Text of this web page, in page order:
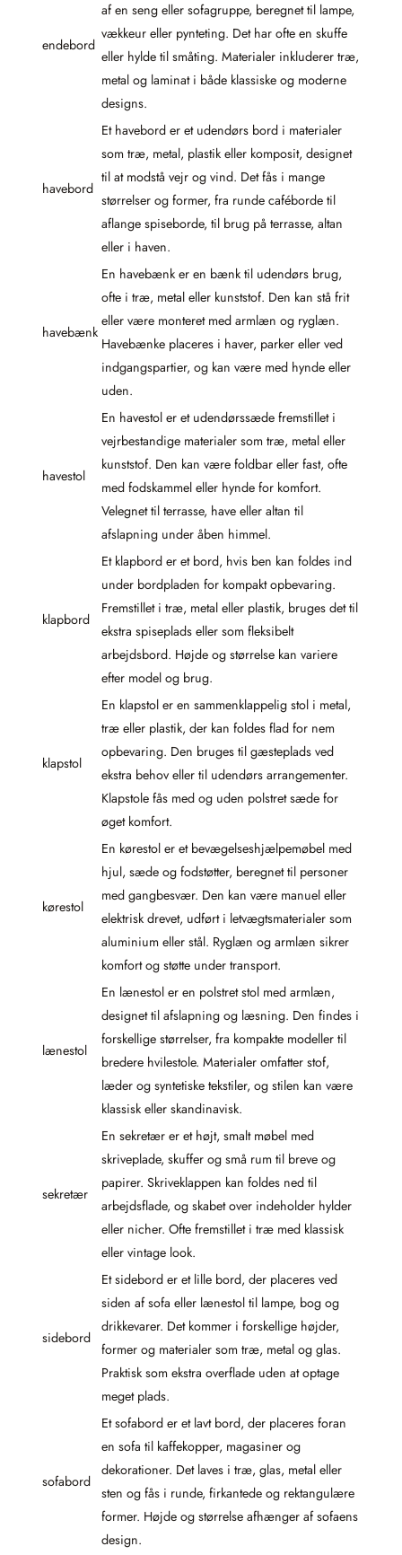
endebord
af en seng eller sofagruppe, beregnet til lampe,
vækkeur eller pynteting. Det har ofte en skuffe
eller hylde til småting. Materialer inkluderer træ,
metal og laminat i både klassiske og moderne
designs.
havebord
Et havebord er et udendørs bord i materialer
som træ, metal, plastik eller komposit, designet
til at modstå vejr og vind. Det fås i mange
størrelser og former, fra runde caféborde til
aflange spiseborde, til brug på terrasse, altan
eller i haven.
havebænk
En havebænk er en bænk til udendørs brug,
ofte i træ, metal eller kunststof. Den kan stå frit
eller være monteret med armlæn og ryglæn.
Havebænke placeres i haver, parker eller ved
indgangspartier, og kan være med hynde eller
uden.
havestol
En havestol er et udendørssæde fremstillet i
vejrbestandige materialer som træ, metal eller
kunststof. Den kan være foldbar eller fast, ofte
med fodskammel eller hynde for komfort.
Velegnet til terrasse, have eller altan til
afslapning under åben himmel.
klapbord
Et klapbord er et bord, hvis ben kan foldes ind
under bordpladen for kompakt opbevaring.
Fremstillet i træ, metal eller plastik, bruges det til
ekstra spiseplads eller som fleksibelt
arbejdsbord. Højde og størrelse kan variere
efter model og brug.
klapstol
En klapstol er en sammenklappelig stol i metal,
træ eller plastik, der kan foldes flad for nem
opbevaring. Den bruges til gæsteplads ved
ekstra behov eller til udendørs arrangementer.
Klapstole fås med og uden polstret sæde for
øget komfort.
kørestol
En kørestol er et bevægelseshjælpemøbel med
hjul, sæde og fodstøtter, beregnet til personer
med gangbesvær. Den kan være manuel eller
elektrisk drevet, udført i letvægtsmaterialer som
aluminium eller stål. Ryglæn og armlæn sikrer
komfort og støtte under transport.
lænestol
En lænestol er en polstret stol med armlæn,
designet til afslapning og læsning. Den findes i
forskellige størrelser, fra kompakte modeller til
bredere hvilestole. Materialer omfatter stof,
læder og syntetiske tekstiler, og stilen kan være
klassisk eller skandinavisk.
sekretær
En sekretær er et højt, smalt møbel med
skriveplade, skuffer og små rum til breve og
papirer. Skriveklappen kan foldes ned til
arbejdsflade, og skabet over indeholder hylder
eller nicher. Ofte fremstillet i træ med klassisk
eller vintage look.
sidebord
Et sidebord er et lille bord, der placeres ved
siden af sofa eller lænestol til lampe, bog og
drikkevarer. Det kommer i forskellige højder,
former og materialer som træ, metal og glas.
Praktisk som ekstra overflade uden at optage
meget plads.
sofabord
Et sofabord er et lavt bord, der placeres foran
en sofa til kaffekopper, magasiner og
dekorationer. Det laves i træ, glas, metal eller
sten og fås i runde, firkantede og rektangulære
former. Højde og størrelse afhænger af sofaens
design.